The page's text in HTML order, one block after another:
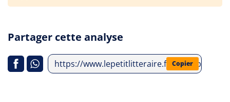
Partager cette analyse
https://www.lepetitlitteraire.fr/index.php/
Copier